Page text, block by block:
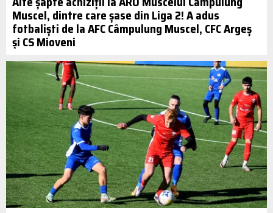
Muscel, dintre care șase din Liga 2! A adus
fotbaliști de la AFC Câmpulung Muscel, CFC Argeș
și CS Mioveni